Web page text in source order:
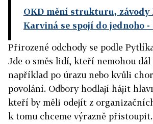
OKD mění strukturu, závody
Karviná se spojí do jednoho -
Přirozené odchody se podle
Jde o směs lidí, kteří nemohou
například po úrazu nebo kvůli
povolání. Odbory hodlají hájit
kteří by měli odejít z
k tomu chceme výrazně přistoupit.